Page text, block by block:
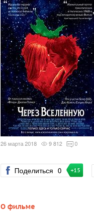
26 марта 2018 9 812 0
Поделиться 0 +15
О фильме